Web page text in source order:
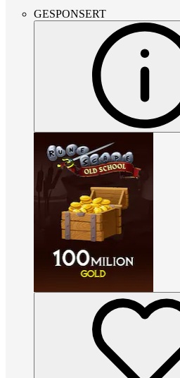
GESPONSERT